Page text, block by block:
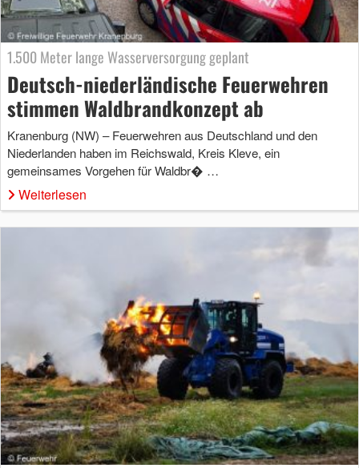
1.500 Meter lange Wasserversorgung geplant
Deutsch-niederländische Feuerwehren
stimmen Waldbrandkonzept ab
Kranenburg (NW) – Feuerwehren aus Deutschland und den
Niederlanden haben im Reichswald, Kreis Kleve, ein
gemeinsames Vorgehen für Waldbr� …
Weiterlesen